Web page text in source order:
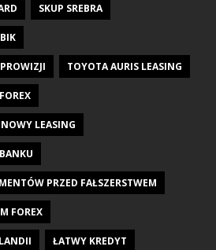
SKUP SREBRA
TOYOTA AURIS LEASING
LEASING
PRZED FAŁSZERSTWEM
FOREX
ŁATWY KREDYT